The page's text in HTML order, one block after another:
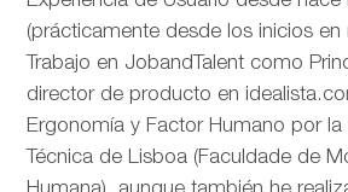
(prácticamente desde los inicios en
Trabajo en JobandTalent como
director de producto en
Ergonomía y Factor Humano por la
Técnica de Lisboa (Faculdade de